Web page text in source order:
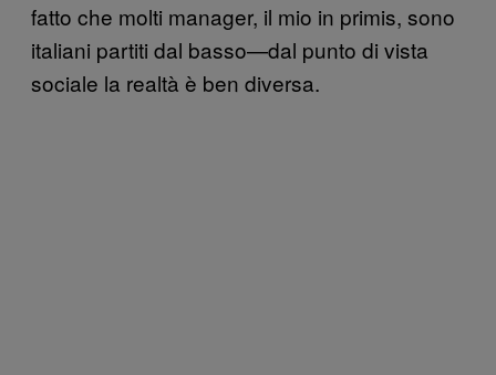
fatto che molti manager, il mio in primis, sono
italiani partiti dal basso—dal punto di vista
sociale la realtà è ben diversa.